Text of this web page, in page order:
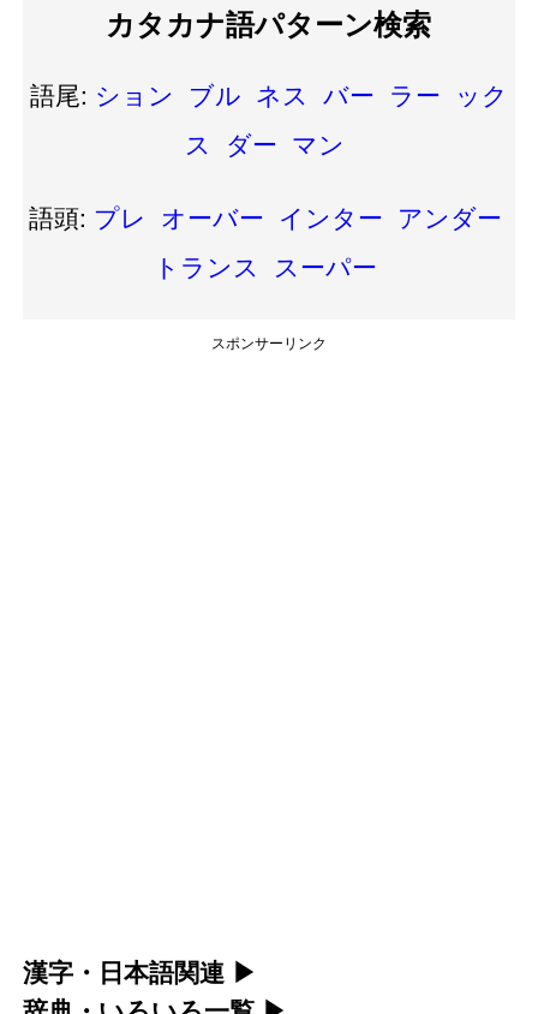
カタカナ語パターン検索
語尾: ション ブル ネス バー ラー ック
ス ダー マン
語頭: プレ オーバー インター アンダー
トランス スーパー
スポンサーリンク
漢字・日本語関連 ▶